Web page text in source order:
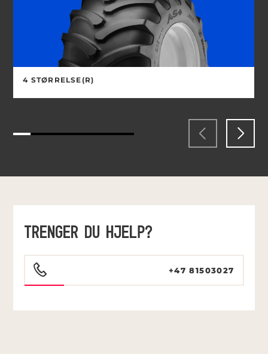
4 STØRRELSE(R)
TRENGER DU HJELP?
+47 81503027